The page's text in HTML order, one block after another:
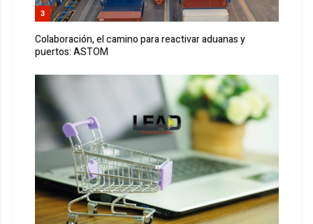
3
Colaboración, el camino para reactivar aduanas y
puertos: ASTOM